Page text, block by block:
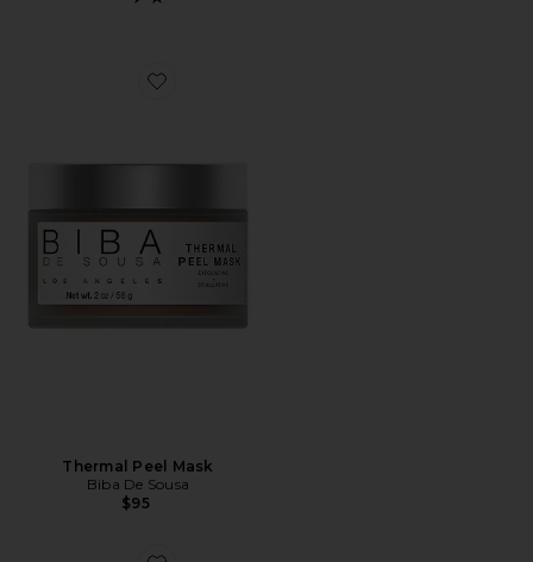
Favorite Thermal Peel Mask
Thermal Peel Mask
Biba De Sousa
$95